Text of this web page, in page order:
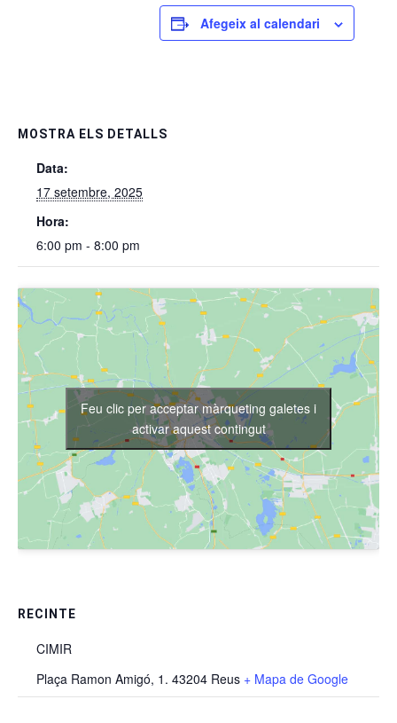
Afegeix al calendari
MOSTRA ELS DETALLS
Data:
17 setembre, 2025
Hora:
6:00 pm - 8:00 pm
RECINTE
CIMIR
Plaça Ramon Amigó, 1. 43204 Reus + Mapa de Google
Feu clic per acceptar màrqueting galetes i
activar aquest contingut